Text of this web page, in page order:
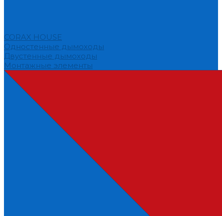
CORAX HOUSE
Одностенные дымоходы
Двустенные дымоходы
Монтажные элементы